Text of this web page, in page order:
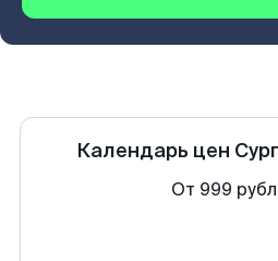
Календарь цен
От 999